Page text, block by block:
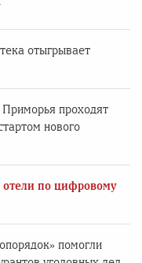
отыгрывает
проходят
нового
отели по цифровому
помогли